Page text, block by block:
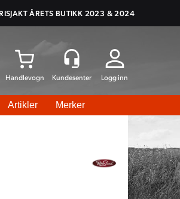
ÅRETS BUTIKK 2023 & 2024
Logg inn
Artikler Merker